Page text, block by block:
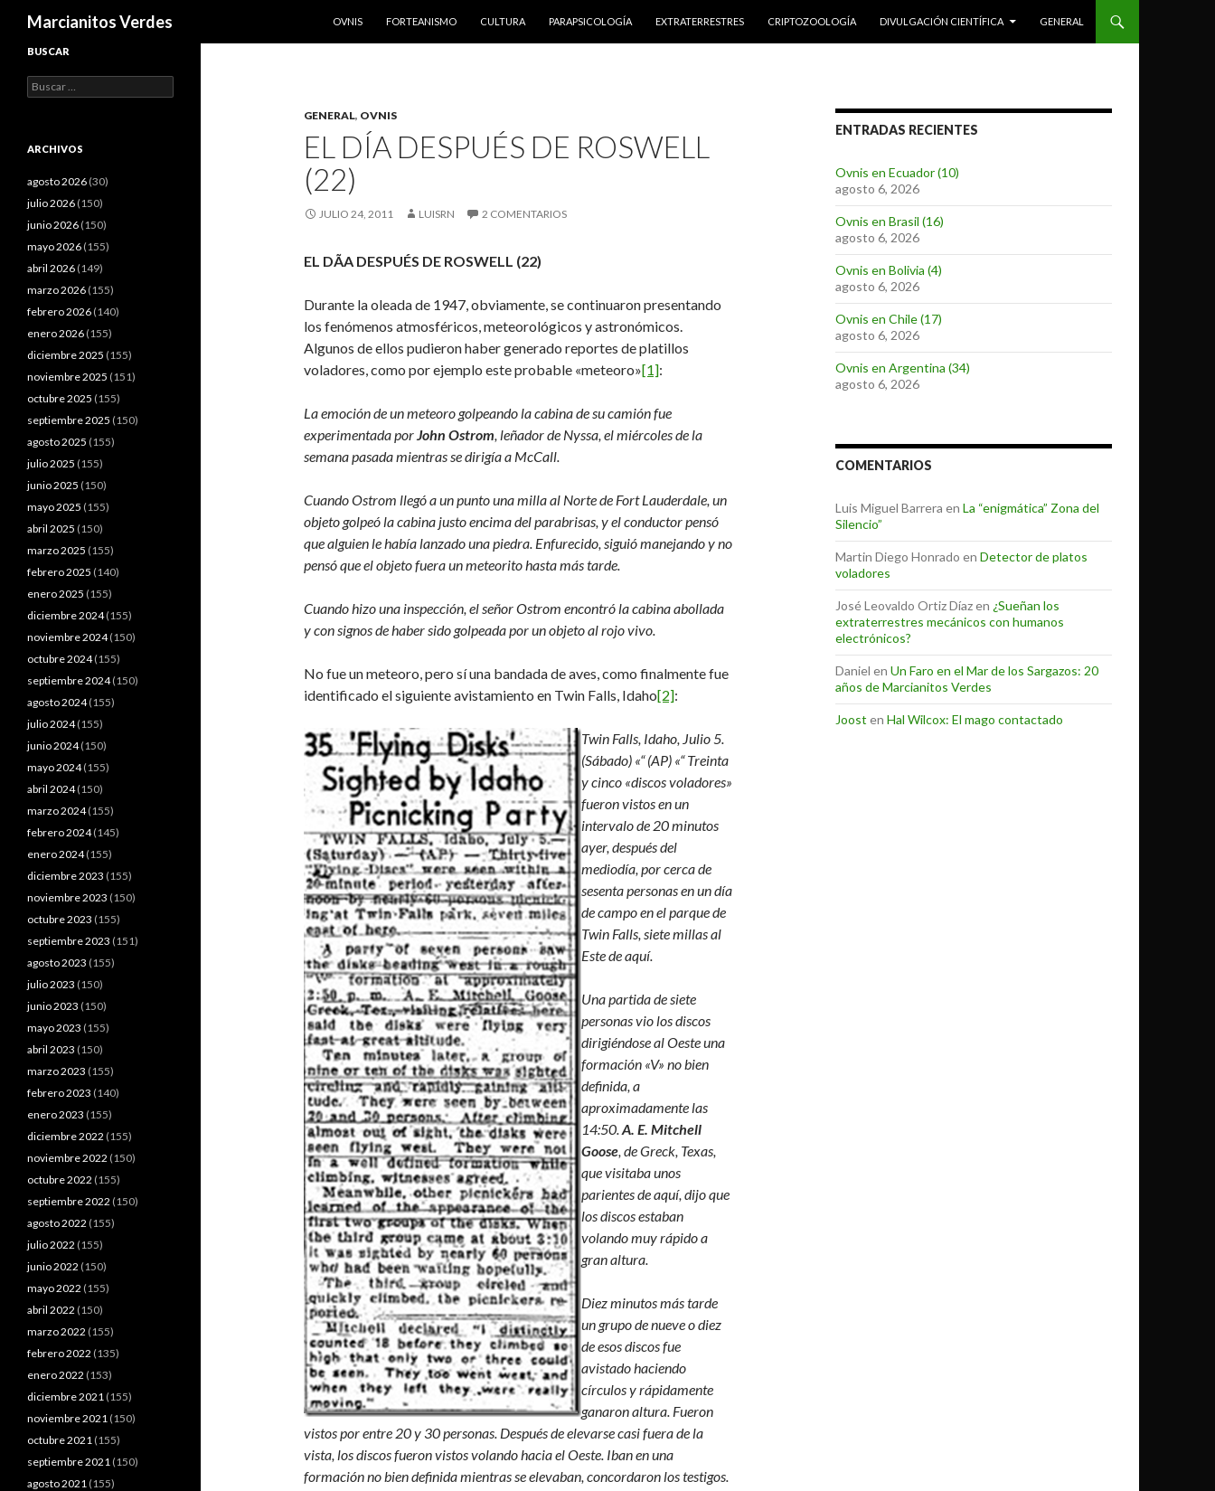
Marcianitos Verdes
OVNIS
FORTEANISMO CULTURA PARAPSICOLOGÍA EXTRATERRESTRES CRIPTOZOOLOGÍA DIVULGACIÓN CIENTÍFICA GENERAL
GENERAL, OVNIS
EL DÍA DESPUÉS DE ROSWELL
(22)
JULIO 24, 2011 LUISRN 2 COMENTARIOS
EL DÃA DESPUÉS DE ROSWELL (22)
Durante la oleada de 1947, obviamente, se continuaron presentando
los fenómenos atmosféricos, meteorológicos y astronómicos.
Algunos de ellos pudieron haber generado reportes de platillos
voladores, como por ejemplo este probable «meteoro»[1]:
La emoción deun meteoro golpeando la cabina de su camión fue
experimentada porJohn Ostrom, leñador de Nyssa, el miércoles de la
semana pasada mientras se dirigía a McCall.
CuandoOstrom llegó a un punto una milla al Norte de Fort Lauderdale, un
objeto golpeó la cabina justo encima del parabrisas, y el conductor pensó
que alguien le había lanzado una piedra. Enfurecido, siguió manejando y no
pensó que el objeto fuera un meteorito hasta más tarde.
Cuando hizouna inspección, el señor Ostrom encontró la cabina abollada
y con signos de haber sido golpeada por un objeto al rojo vivo.
No fue un meteoro, pero sí una bandada de aves, como finalmente fue
identificado el siguiente avistamiento en Twin Falls, Idaho[2]:
Twin Falls, Idaho, Julio 5.
(Sábado) «“ (AP) «“ Treinta
y cinco «discos voladores»
fueron vistos en un
intervalo de 20 minutos
ayer, después del
mediodía, por cerca de
sesenta personas en un día
de campo en el parque de
Twin Falls, siete millas al
Este de aquí.
Una partida de siete
personas vio los discos
dirigiéndose al Oeste una
formación «V» no bien
definida, a
aproximadamente las
14:50.A. E. Mitchell
Goose, de Greck, Texas,
que visitaba unos
parientes de aquí, dijo que
los discos estaban
volando muy rápido a
gran altura.
Diez minutos más tarde
un grupo de nueve o diez
de esos discos fue
avistado haciendo
círculos y rápidamente
ganaron altura. Fueron
vistos por entre 20 y 30 personas. Después de elevarse casi fuera de la
vista, los discos fueron vistos volando hacia el Oeste. Iban en una
formación no bien definida mientras se elevaban, concordaron los testigos.
ENTRADAS RECIENTES
Ovnis en Ecuador (10)
agosto 6, 2026
Ovnis en Brasil (16)
agosto 6, 2026
Ovnis en Bolivia (4)
agosto 6, 2026
Ovnis en Chile (17)
agosto 6, 2026
Ovnis en Argentina (34)
agosto 6, 2026
COMENTARIOS
Luis Miguel Barrera en La “enigmática” Zona del
Silencio”
Martin Diego Honrado en Detector de platos
voladores
José Leovaldo Ortiz Díazen ¿Sueñan los
extraterrestres mecánicos con humanos
electrónicos?
Daniel en Un Faro en el Mar de los Sargazos: 20
años de Marcianitos Verdes
Joost en Hal Wilcox: El mago contactado
BUSCAR
Buscar:
ARCHIVOS
agosto 2026 (30)
julio 2026 (150)
junio 2026 (150)
mayo 2026 (155)
abril 2026 (149)
marzo 2026 (155)
febrero 2026 (140)
enero 2026 (155)
diciembre 2025 (155)
noviembre 2025 (151)
octubre 2025 (155)
septiembre 2025 (150)
agosto 2025 (155)
julio 2025 (155)
junio 2025 (150)
mayo 2025 (155)
abril 2025 (150)
marzo 2025 (155)
febrero 2025 (140)
enero 2025 (155)
diciembre 2024(155)
noviembre 2024(150)
octubre 2024(155)
septiembre 2024(150)
agosto 2024(155)
julio 2024(155)
junio 2024(150)
mayo 2024(155)
abril 2024(150)
marzo 2024(155)
febrero 2024(145)
enero 2024(155)
diciembre 2023 (155)
noviembre 2023 (150)
octubre 2023 (155)
septiembre 2023 (151)
agosto 2023 (155)
julio 2023 (150)
junio 2023 (150)
mayo 2023 (155)
abril 2023 (150)
marzo 2023 (155)
febrero 2023 (140)
enero 2023 (155)
diciembre 2022 (155)
noviembre 2022 (150)
octubre 2022 (155)
septiembre 2022 (150)
agosto 2022 (155)
julio 2022 (155)
junio 2022 (150)
mayo 2022 (155)
abril 2022 (150)
marzo 2022 (155)
febrero 2022 (135)
enero 2022 (153)
diciembre 2021 (155)
noviembre 2021 (150)
octubre 2021 (155)
septiembre 2021 (150)
agosto 2021 (155)